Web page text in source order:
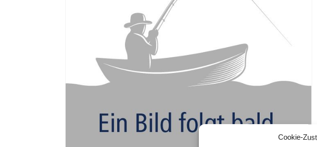
Cookie-